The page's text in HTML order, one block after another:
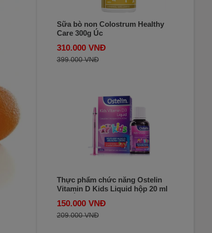
Sữa bò non Colostrum Healthy
Care 300g Úc
310.000 VNĐ
399.000 VNĐ
Thực phẩm chức năng Ostelin
Vitamin D Kids Liquid hộp 20 ml
150.000 VNĐ
209.000 VNĐ